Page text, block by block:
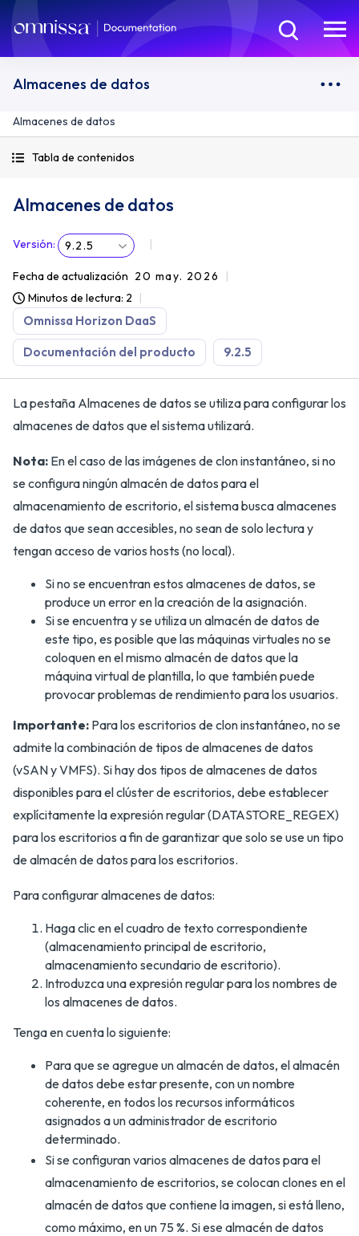
Almacenes de datos
Almacenes de datos
Tabla de contenidos
Almacenes de datos
Versión: 9.2.5
Fecha de actualización 20 may. 2026
Minutos de lectura: 2
Omnissa Horizon DaaS
Documentación del producto 9.2.5
La pestaña Almacenes de datos se utiliza para configurar los
almacenes de datos que el sistema utilizará.
Nota: En el caso de las imágenes de clon instantáneo, si no
se configura ningún almacén de datos para el
almacenamiento de escritorio, el sistema busca almacenes
de datos que sean accesibles, no sean de solo lectura y
tengan acceso de varios hosts (no local).
Si no se encuentran estos almacenes de datos, se
produce un error en la creación de la asignación.
Si se encuentra y se utiliza un almacén de datos de
este tipo, es posible que las máquinas virtuales no se
coloquen en el mismo almacén de datos que la
máquina virtual de plantilla, lo que también puede
provocar problemas de rendimiento para los usuarios.
Importante: Para los escritorios de clon instantáneo, no se
admite la combinación de tipos de almacenes de datos
(vSAN y VMFS). Si hay dos tipos de almacenes de datos
disponibles para el clúster de escritorios, debe establecer
explícitamente la expresión regular (DATASTORE_REGEX)
para los escritorios a fin de garantizar que solo se use un tipo
de almacén de datos para los escritorios.
Para configurar almacenes de datos:
Haga clic en el cuadro de texto correspondiente
(almacenamiento principal de escritorio,
almacenamiento secundario de escritorio).
Introduzca una expresión regular para los nombres de
los almacenes de datos.
Tenga en cuenta lo siguiente:
Para que se agregue un almacén de datos, el almacén
de datos debe estar presente, con un nombre
coherente, en todos los recursos informáticos
asignados a un administrador de escritorio
determinado.
Si se configuran varios almacenes de datos para el
almacenamiento de escritorios, se colocan clones en el
almacén de datos que contiene la imagen, si está lleno,
como máximo, en un 75 %. Si ese almacén de datos